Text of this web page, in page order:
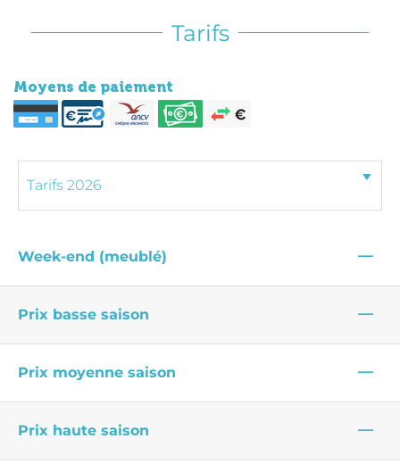
Tarifs
Moyens de paiement
Week-end (meublé) —
Prix basse saison —
Prix moyenne saison —
Prix haute saison —